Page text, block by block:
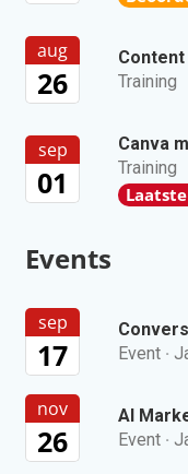
aug
26
Training
sep
01
Canva
Training
Events
sep
17
Event ·
nov
26
AI
Event ·